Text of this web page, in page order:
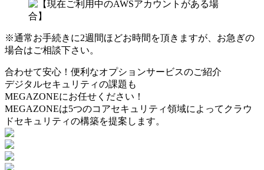
※通常お手続きに2週間ほどお時間を頂きますが、お急ぎの
場合はご相談下さい。
合わせて安心！便利なオプションサービスのご紹介
デジタルセキュリティの課題も
MEGAZONEにお任せください！
MEGAZONEは5つのコアセキュリティ領域によってクラウ
ドセキュリティの構築を提案します。